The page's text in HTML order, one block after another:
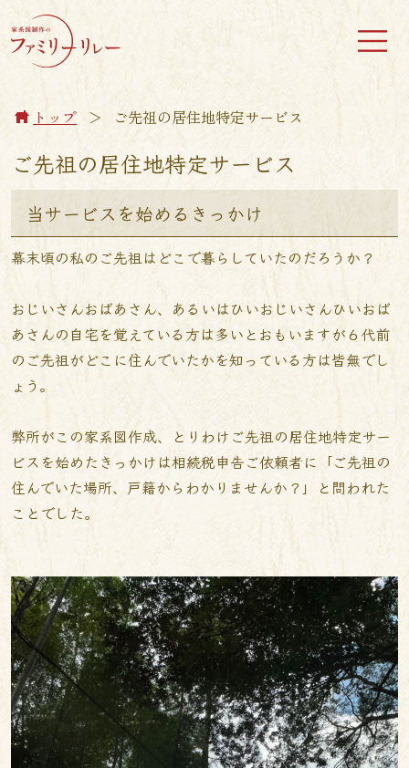
トップ ＞ ご先祖の居住地特定サービス
ご先祖の居住地特定サービス
当サービスを始めるきっかけ
幕末頃の私のご先祖はどこで暮らしていたのだろうか？
おじいさんおばあさん、あるいはひいおじいさんひいおば
あさんの自宅を覚えている方は多いとおもいますが６代前
のご先祖がどこに住んでいたかを知っている方は皆無でし
ょう。
弊所がこの家系図作成、とりわけご先祖の居住地特定サー
ビスを始めたきっかけは相続税申告ご依頼者に「ご先祖の
住んでいた場所、戸籍からわかりませんか？」と問われた
ことでした。